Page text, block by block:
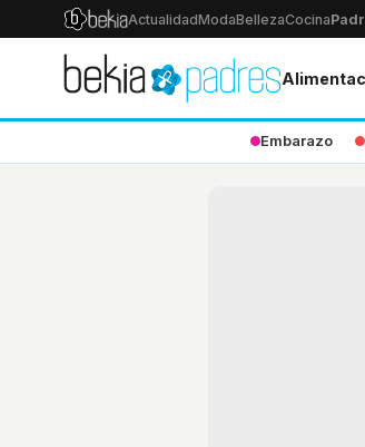
ActualidadModaBellezaCocina
Embarazo